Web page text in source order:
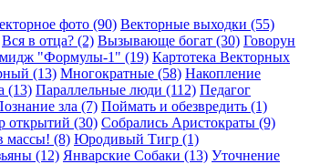
фото (90) Векторные выходки (55)
Вся в отца? (2) Вызывающе богат (30) Говорун
"Формулы-1" (19) Картотека Векторных
(13) Многократные (58) Накопление
(13) Параллельные люди (112) Педагог
зла (7) Поймать и обезвредить (1)
открытий (30) Собрались Аристократы (9)
массы! (8) Юродивый Тигр (1)
(12) Январские Собаки (13) Уточнение